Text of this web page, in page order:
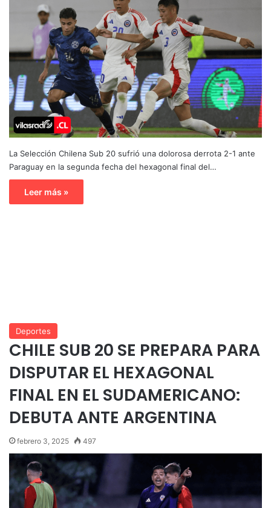
La Selección Chilena Sub 20 sufrió una dolorosa derrota 2-1 ante
Paraguay en la segunda fecha del hexagonal final del…
Leer más »
Deportes
CHILE SUB 20 SE PREPARA PARA
DISPUTAR EL HEXAGONAL
FINAL EN EL SUDAMERICANO:
DEBUTA ANTE ARGENTINA
febrero 3, 2025 497